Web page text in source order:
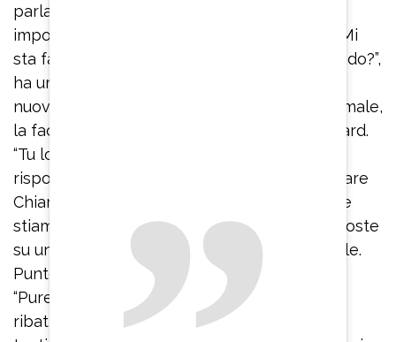
parlare di questo argomento che è molto
importante, che è la violenza sulle donne”. “Mi
sta facendo male, ma scusi…stiamo scherzando?”,
ha urlato Michel Dessì dopo essere stato
nuovamente strattonato. “Non sto facendo male,
la faccia passare però”, ha detto un bodyguard.
“Tu lo sai come sono gentile io e come ti
rispondo alle domande – ha tenuto a precisare
Chiara Ferragni – Però essere seguiti mentre
stiamo parlando e dobbiamo dare delle risposte
su un argomento preciso non è professionale.
Punto. E io qua voglio essere professionale”.
“Pure noi facciamo il nostro mestiere”, ha
ribattuto il giornalista. “Lo so e io vi rispetto